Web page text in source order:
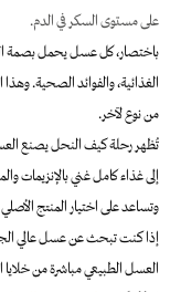
على مستوى السكر في الدم.
باختصار، كل عسل يحمل بصمة
الغذائية، والفوائد الصحية.
من نوع لآخر.
تُظهر رحلة كيف النحل يصنع
إلى غذاء كامل غني بالإنزيمات
وتساعد على اختيار المنتج
إذا كنت تبحث عن عسل عالي
العسل الطبيعي مباشرة من